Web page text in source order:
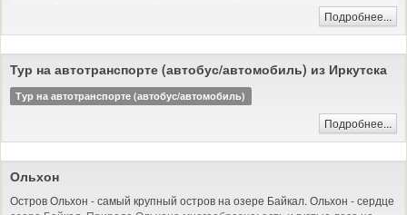
В день закладки острога Похабов докладывал: «Тут место самое лучшее,
— все близко; а опроче того места острогу ставить негде: места степные и
неугожие».
До Октябрьской революции Иркутск был купеческим городом, долгое
время процветавшим на российско-китайской торговле, а позднее на
золотопромышленности; местом политической ссылки. С 1803 года
генерал-губернаторства. В пожаре 1879 года был сильно разрушен.
Иркутска внесён в предварительный список Всемирного наследия
Подробнее...
Тур на автотранспорте (автобус/автомобиль) из Иркутска
Тур на автотранспорте (автобус/автомобиль)
Подробнее...
Ольхон
Остров Ольхон - самый крупный остров на озере Байкал. Ольхон - сердце